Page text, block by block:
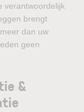
verantwoordelijk
brengt
dan uw
geen
&